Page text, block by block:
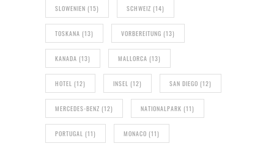
SLOWENIEN (15) SCHWEIZ (14)
TOSKANA (13) VORBEREITUNG (13)
KANADA (13) MALLORCA (13)
HOTEL (12) INSEL (12) SAN DIEGO (12)
MERCEDES-BENZ (12) NATIONALPARK (11)
PORTUGAL (11) MONACO (11)